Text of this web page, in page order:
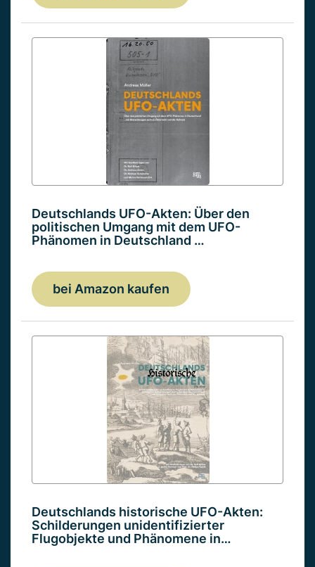
Deutschlands UFO-Akten: Über den
politischen Umgang mit dem UFO-
Phänomen in Deutschland …
bei Amazon kaufen
Deutschlands historische UFO-Akten:
Schilderungen unidentifizierter
Flugobjekte und Phänomene in…